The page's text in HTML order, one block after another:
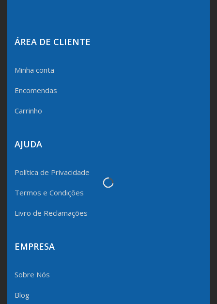
ÁREA DE CLIENTE
Minha conta
Encomendas
Carrinho
AJUDA
Política de Privacidade
Termos e Condições
Livro de Reclamações
EMPRESA
Sobre Nós
Blog